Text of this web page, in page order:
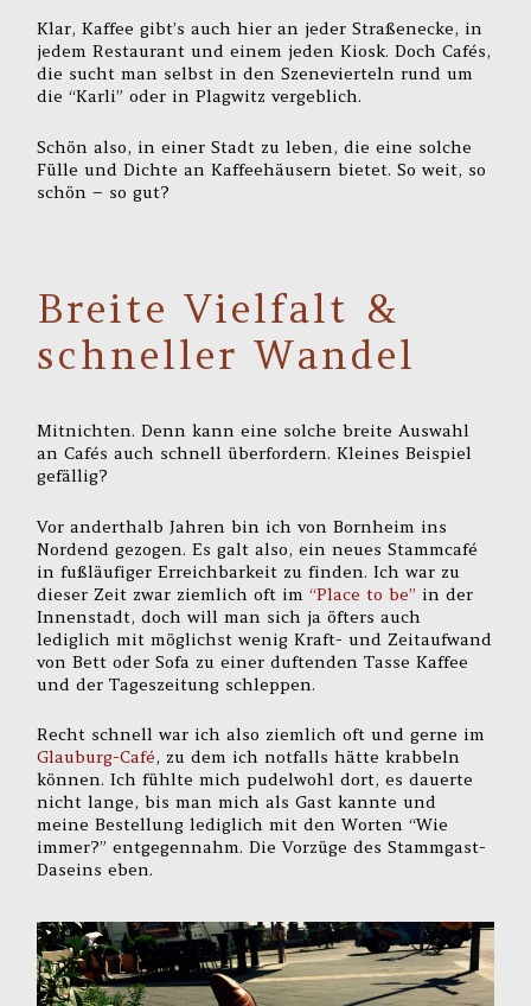
Klar, Kaffee gibt’s auch hier an jeder Straßenecke, in
jedem Restaurant und einem jeden Kiosk. Doch Cafés,
die sucht man selbst in den Szenevierteln rund um
die “Karli” oder in Plagwitz vergeblich.
Schön also, in einer Stadt zu leben, die eine solche
Fülle und Dichte an Kaffeehäusern bietet. So weit, so
schön – so gut?
Breite Vielfalt &
schneller Wandel
Mitnichten. Denn kann eine solche breite Auswahl
an Cafés auch schnell überfordern. Kleines Beispiel
gefällig?
Vor anderthalb Jahren bin ich von Bornheim ins
Nordend gezogen. Es galt also, ein neues Stammcafé
in fußläufiger Erreichbarkeit zu finden. Ich war zu
dieser Zeit zwar ziemlich oft im“Place to be” in der
Innenstadt, doch will man sich ja öfters auch
lediglich mit möglichst wenig Kraft- und Zeitaufwand
von Bett oder Sofa zu einer duftenden Tasse Kaffee
und der Tageszeitung schleppen.
Recht schnell war ich also ziemlich oft und gerne im
Glauburg-Café, zu dem ich notfalls hätte krabbeln
können. Ich fühlte mich pudelwohl dort, es dauerte
nicht lange, bis man mich als Gast kannte und
meine Bestellung lediglich mit den Worten “Wie
immer?” entgegennahm. Die Vorzüge des Stammgast-
Daseins eben.